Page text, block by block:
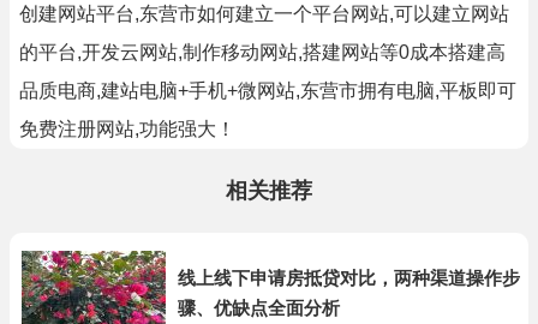
创建网站平台,东营市如何建立一个平台网站,可以建立网站
的平台,开发云网站,制作移动网站,搭建网站等0成本搭建高
品质电商,建站电脑+手机+微网站,东营市拥有电脑,平板即可
免费注册网站,功能强大！
相关推荐
线上线下申请房抵贷对比，两种渠道操作步
骤、优缺点全面分析